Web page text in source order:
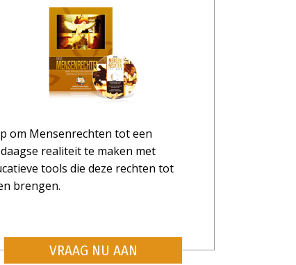
om Mensenrechten tot een
realiteit te maken met
tools die deze rechten tot
brengen.
VRAAG NU AAN